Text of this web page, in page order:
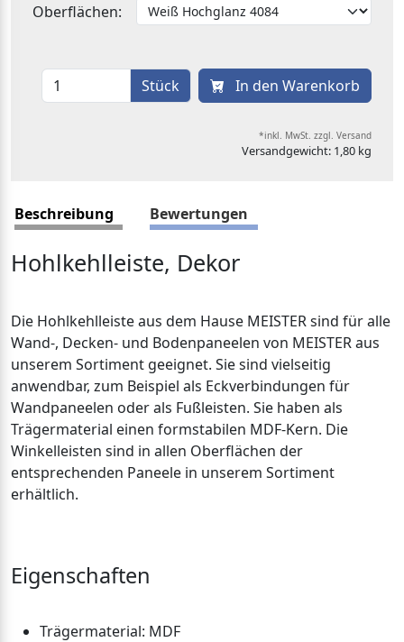
Oberflächen:
Stück In den Warenkorb
*inkl. MwSt. zzgl. Versand
Versandgewicht: 1,80 kg
Beschreibung Bewertungen
Hohlkehlleiste, Dekor
Die Hohlkehlleiste aus dem Hause MEISTER sind für alle
Wand-, Decken- und Bodenpaneelen von MEISTER aus
unserem Sortiment geeignet. Sie sind vielseitig
anwendbar, zum Beispiel als Eckverbindungen für
Wandpaneelen oder als Fußleisten. Sie haben als
Trägermaterial einen formstabilen MDF-Kern. Die
Winkelleisten sind in allen Oberflächen der
entsprechenden Paneele in unserem Sortiment
erhältlich.
Eigenschaften
Trägermaterial: MDF